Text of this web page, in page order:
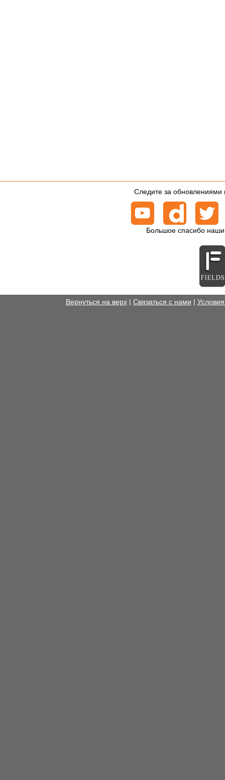
Следите за обновлениями
Большое спасибо
Вернуться на верх| Связаться с нами |